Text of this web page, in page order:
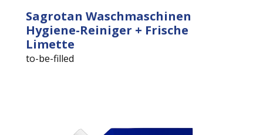
Sagrotan Waschmaschinen
Hygiene-Reiniger + Frische
Limette
to-be-filled